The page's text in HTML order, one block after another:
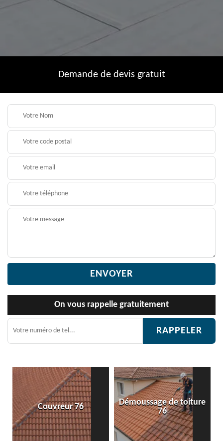
Demande de devis gratuit
On vous rappelle gratuitement
76
Démoussage de toiture
Etanchéité